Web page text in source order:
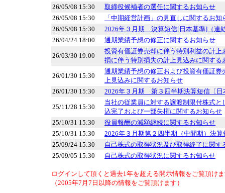
26/05/08 15:30
取締役候補者の選任に関するお知らせ
26/05/08 15:30
「中期経営計画」の見直しに関するお知
26/05/08 15:30
2026年３月期 決算短信[日本基準]（連
26/04/24 18:00
通期業績予想の修正に関するお知らせ
26/03/30 19:00
投資有価証券売却に伴う特別利益の計上
損に伴う特別損失の計上見込みに関する
26/01/30 15:30
通期業績予想の修正および投資有価証券
上見込みに関するお知らせ
26/01/30 15:30
2026年３月期 第３四半期決算短信〔日
25/11/28 15:30
当社の従業員に対する譲渡制限付株式と
込完了および一部失権に関するお知らせ
25/10/31 15:30
役員報酬の減額継続に関するお知らせ
25/10/31 15:30
2026年３月期第２四半期（中間期）決
25/09/24 15:30
自己株式の取得状況及び取得終了に関す
25/09/05 15:30
自己株式の取得状況に関するお知らせ
ログインして頂くと過去1年を超える開示情報をご覧頂け
（2005年7月7日以降の情報をご覧頂けます）